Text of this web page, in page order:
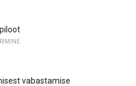
vabastamise